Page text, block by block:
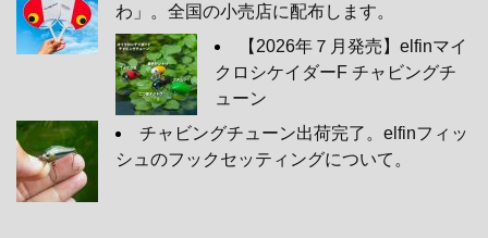
わ」。全国の小売店に配布します。
【2026年７月発売】elfinマイ
クロシケイダーF チャビングチ
ューン
チャビングチューン出荷完了。elfinフィッ
シュのフックセッティングについて。